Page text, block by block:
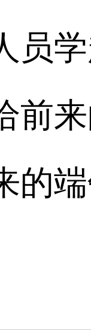
员
前
的